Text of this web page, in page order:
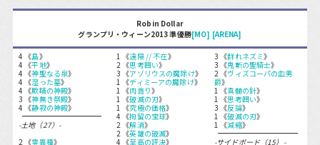
Robin Dollar
グランプリ・ウィーン2013 準優勝[MO] [ARENA]
4 《島》
4 《平地》
4 《神聖なる泉》
4 《湿った墓》
4 《欺瞞の神殿》
3 《神無き祭殿》
4 《静寂の神殿》
-土地（27）-
2 《霊異種》
1 《遠隔 // 不在》
2 《思考囲い》
3 《アゾリウスの魔除け》
1 《ディミーアの魔除け》
1 《肉貪り》
1 《破滅の刃》
1 《究極の価格》
4 《拘留の宝球》
2 《解消》
2 《英雄の破滅》
4 《至高の評決》
3 《群れネズミ》
3 《鬼斬の聖騎士》
2 《ヴィズコーパの血男
爵》
1 《真髄の針》
1 《思考囲い》
3 《反論》
1 《破滅の刃》
1 《減縮》
-サイドボード（15）-